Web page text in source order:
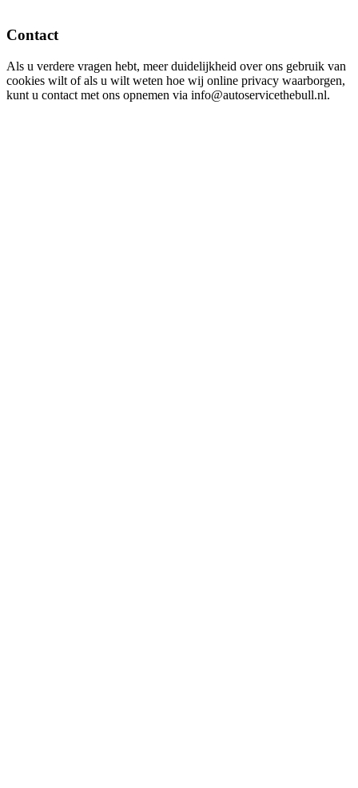
Contact
Als u verdere vragen hebt, meer duidelijkheid over ons gebruik van
cookies wilt of als u wilt weten hoe wij online privacy waarborgen,
kunt u contact met ons opnemen via info@autoservicethebull.nl.